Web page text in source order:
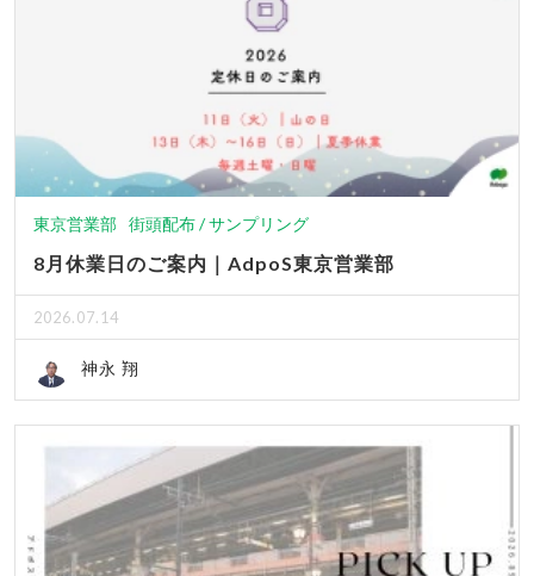
東京営業部 街頭配布 / サンプリング
8月休業日のご案内｜AdpoS東京営業部
2026.07.14
神永 翔